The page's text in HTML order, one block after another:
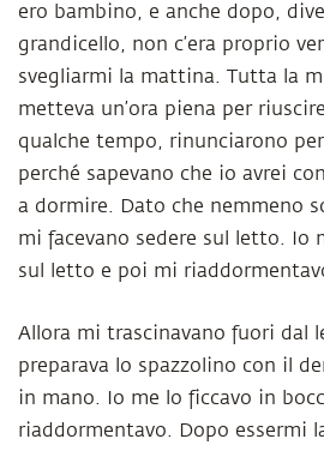
ero bambino, e anche dopo,
grandicello, non c’era proprio
svegliarmi la mattina. Tutta la
metteva un’ora piena per
qualche tempo, rinunciarono
perché sapevano che io avrei
a dormire. Dato che nemmeno
mi facevano sedere sul letto. Io
sul letto e poi mi
Allora mi trascinavano fuori dal
preparava lo spazzolino con il
in mano. Io me lo ficcavo in
riaddormentavo. Dopo essermi